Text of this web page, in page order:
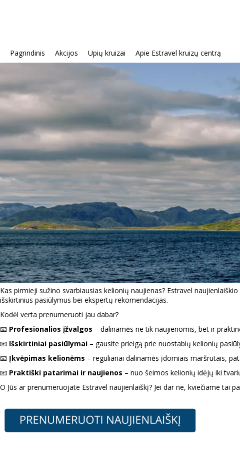
Pagrindinis Akcijos Upių kruizai Apie Estravel kruizų centrą
Kas pirmieji sužino svarbiausias kelionių naujienas? Estravel
išskirtinius pasiūlymus bei ekspertų rekomendacijas.
Kodėl verta prenumeruoti jau dabar?
📧 Profesionalios įžvalgos – dalinamės ne tik naujienomis, bet ir
📧 Išskirtiniai pasiūlymai – gausite prieigą prie nuostabių kelionių
📧 Įkvėpimas kelionėms – reguliariai dalinamės įdomiais maršrutais,
📧 Praktiški patarimai ir naujienos – nuo šeimos kelionių idėjų iki
O Jūs ar prenumeruojate Estravel naujienlaiškį? Jei dar ne, kviečiame tai